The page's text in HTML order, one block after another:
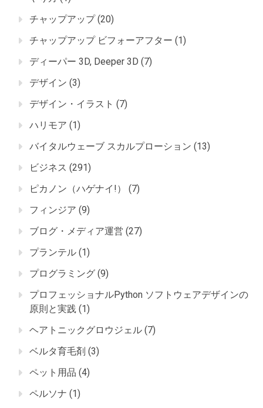
チャップアップ(20)
チャップアップ ビフォーアフター (1)
ディーパー 3D, Deeper 3D (7)
デザイン (3)
デザイン・イラスト (7)
ハリモア (1)
バイタルウェーブ スカルプローション (13)
ビジネス (291)
ピカノン（ハゲナイ!）
(7)
フィンジア (9)
ブログ・メディア運営 (27)
プランテル (1)
プログラミング (9)
プロフェッショナルPython ソフトウェアデザインの
原則と実践 (1)
ヘアトニックグロウジェル (7)
ベルタ育毛剤 (3)
ペット用品 (4)
ペルソナ (1)